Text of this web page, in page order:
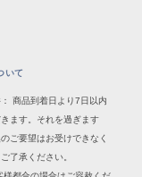
いて
商品到着日より7日以内
ます。それを過ぎます
ご要望はお受けできなく
了承ください。